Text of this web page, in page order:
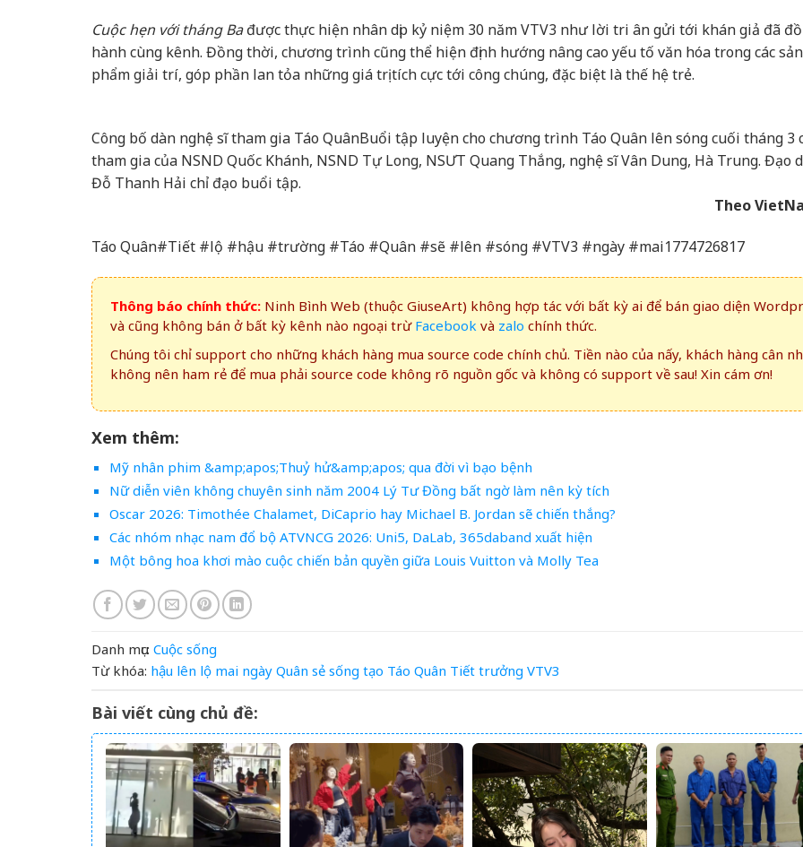
Cuộc hẹn với tháng Bađược thực hiện nhân dịp kỷ niệm 30 năm VTV3 như lời tri ân gửi tới khán giả đã
hành cùng kênh. Đồng thời, chương trình cũng thể hiện định hướng nâng cao yếu tố văn hóa trong các sản
phẩm giải trí, góp phần lan tỏa những giá trị tích cực tới công chúng, đặc biệt là thế hệ trẻ.
Công bố dàn nghệ sĩ tham gia Táo QuânBuổi tập luyện cho chương trình Táo Quân lên sóng cuối tháng 3
tham gia của NSND Quốc Khánh, NSND Tự Long, NSƯT Quang Thắng, nghệ sĩ Vân Dung, Hà Trung. Đạo
Đỗ Thanh Hải chỉ đạo buổi tập.
Theo
Táo Quân#Tiết #lộ #hậu #trường #Táo #Quân #sẽ #lên #sóng #VTV3 #ngày #mai1774726817
Thông báo chính thức: Ninh Bình Web (thuộc GiuseArt) không hợp tác với bất kỳ ai để bán giao diện
và cũng không bán ở bất kỳ kênh nào ngoại trừ Facebook và zalo chính thức.
Chúng tôi chỉ support cho những khách hàng mua source code chính chủ. Tiền nào của nấy, khách hàng cân
không nên ham rẻ để mua phải source code không rõ nguồn gốc và không có support về sau! Xin cám ơn!
Xem thêm:
Mỹ nhân phim &amp;apos;Thuỷ hử&amp;apos; qua đời vì bạo bệnh
Nữ diễn viên không chuyên sinh năm 2004 Lý Tư Đồng bất ngờ làm nên kỳ tích
Oscar 2026: Timothée Chalamet, DiCaprio hay Michael B. Jordan sẽ chiến thắng?
Các nhóm nhạc nam đổ bộ ATVNCG 2026: Uni5, DaLab, 365daband xuất hiện
Một bông hoa khơi mào cuộc chiến bản quyền giữa Louis Vuitton và Molly Tea
Danh mục: Cuộc sống
Từ khóa: hậu lên lộ mai ngày Quân sẻ sống tạo Táo Quân Tiết trưởng VTV3
Bài viết cùng chủ đề: